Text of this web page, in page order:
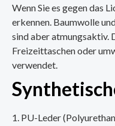
Wenn Sie es gegen das
erkennen. Baumwolle
sind aber atmungsaktiv.
Freizeittaschen oder
verwendet.
PU-Leder